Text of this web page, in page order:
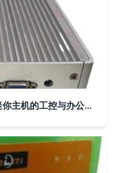
四代酷睿到奔腾新星 探究英特尔迷你主机的工控与办公应用